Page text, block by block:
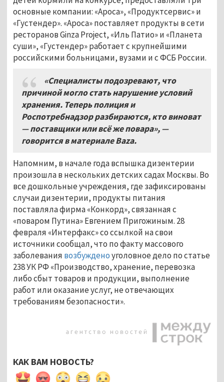
основные компании: «Ароса», «Продуктсервис» и
«Густендер». «Ароса» поставляет продукты в сети
ресторанов Ginza Project, «Иль Патио» и «Планета
суши», «Густендер» работает с крупнейшими
российскими больницами, вузами и с ФСБ России.
«Специалисты подозревают, что
причиной могло стать нарушение условий
хранения. Теперь полиция и
Роспотребнадзор разбираются, кто виноват
— поставщики или всё же повара», —
говорится вматериале Baza.
Напомним, в начале года вспышка дизентерии
произошла в нескольких детских садах Москвы. Во
все дошкольные учреждения, где зафиксированы
случаи дизентерии, продукты питания
поставляла фирма «Конкорд», связанная с
«поваром Путина» Евгением Пригожиным. 28
февраля «Интерфакс» со ссылкой на свои
источники сообщал, что по факту массового
заболевания возбужденоуголовное дело по статье
238 УК РФ «Производство, хранение, перевозка
либо сбыт товаров и продукции, выполнение
работ или оказание услуг, не отвечающих
требованиям безопасности».
КАК ВАМ НОВОСТЬ?